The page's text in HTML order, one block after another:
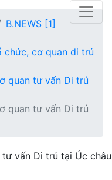
B.NEWS [1]
chức, cơ quan di trú
quan tư vấn Di trú
quan tư vấn Di trú
tư vấn Di trú tại Úc châu